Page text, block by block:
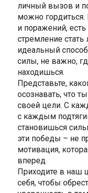
личный вызов и
можно
и поражений, есть
стремление
идеальный
силы, не важно,
находишься.
Представьте,
осознавать, что
своей цели. С
с каждым
становишься
эти победы – не
мотивация,
вперед.
Приходите в наш
себя, чтобы